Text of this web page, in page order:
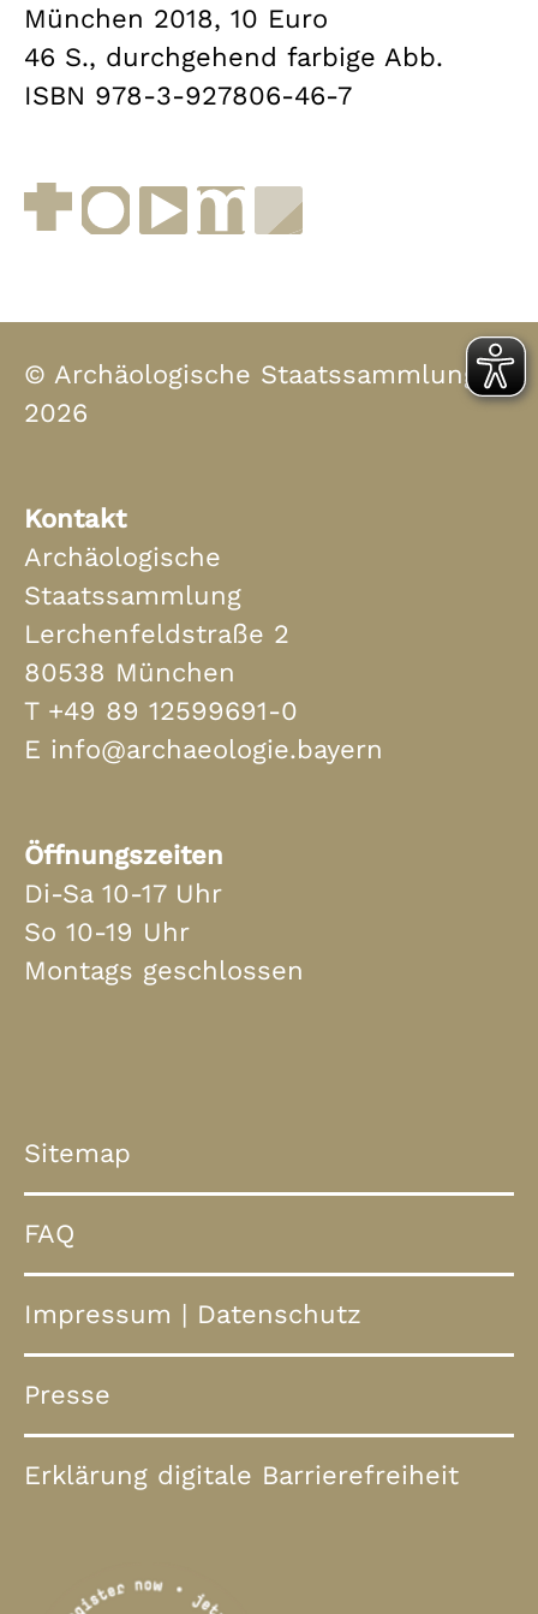
München 2018, 10 Euro
46 S., durchgehend farbige Abb.
ISBN 978-3-927806-46-7
Facebook
Instagram
YouTubemuenchen.de
Museen in Bayern
© Archäologische Staatssammlung
2026
Kontakt
Archäologische
Staatssammlung
Lerchenfeldstraße 2
80538 München
T +49 89 12599691-0
E info@archaeologie.bayern
Öffnungszeiten
Di-Sa 10-17 Uhr
So 10-19 Uhr
Montags geschlossen
Sitemap
FAQ
Impressum | Datenschutz
Presse
Erklärung digitale Barrierefreiheit